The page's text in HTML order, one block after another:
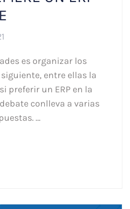
es organizar los
entre ellas la
preferir un ERP en la
conlleva a varias
…